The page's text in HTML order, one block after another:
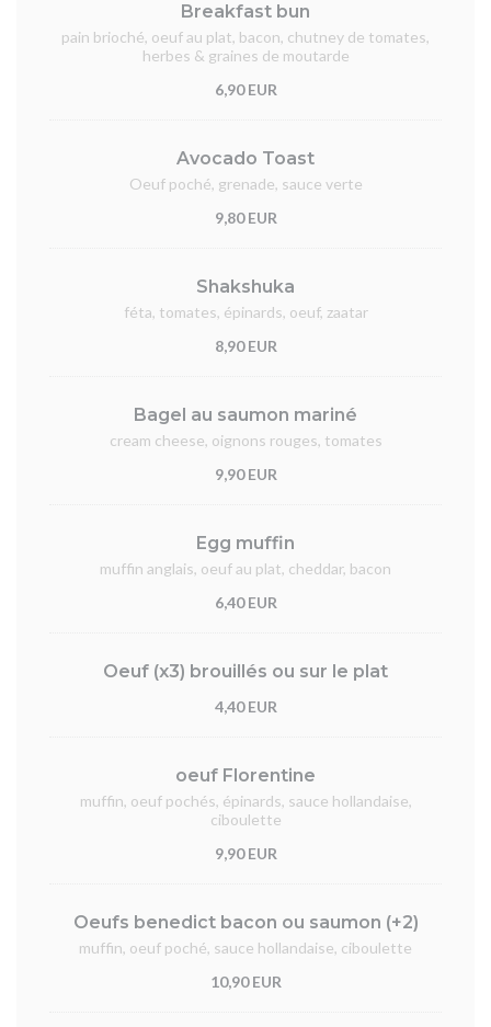
Breakfast bun
pain brioché, oeuf au plat, bacon, chutney de tomates,
herbes & graines de moutarde
6,90 EUR
Avocado Toast
Oeuf poché, grenade, sauce verte
9,80 EUR
Shakshuka
féta, tomates, épinards, oeuf, zaatar
8,90 EUR
Bagel au saumon mariné
cream cheese, oignons rouges, tomates
9,90 EUR
Egg muffin
muffin anglais, oeuf au plat, cheddar, bacon
6,40 EUR
Oeuf (x3) brouillés ou sur le plat
4,40 EUR
oeuf Florentine
muffin, oeuf pochés, épinards, sauce hollandaise,
ciboulette
9,90 EUR
Oeufs benedict bacon ou saumon (+2)
muffin, oeuf poché, sauce hollandaise, ciboulette
10,90 EUR